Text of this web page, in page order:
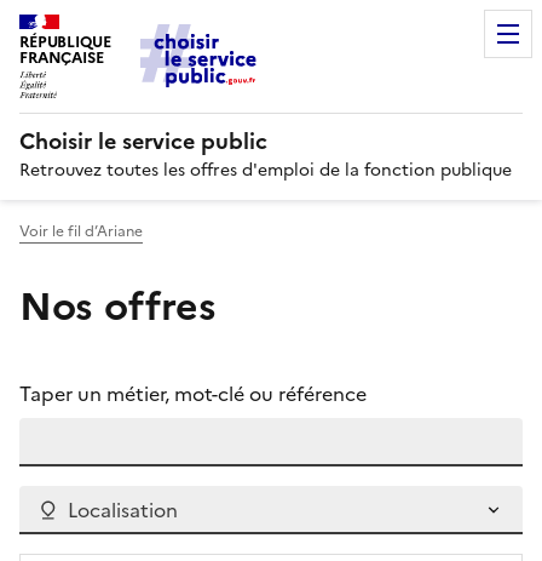
RÉPUBLIQUE
FRANÇAISE
Choisir le service public
Retrouvez toutes les offres d'emploi de la fonction publique
Voir le fil d’Ariane
Nos offres
Taper un métier, mot-clé ou référence
Localisation